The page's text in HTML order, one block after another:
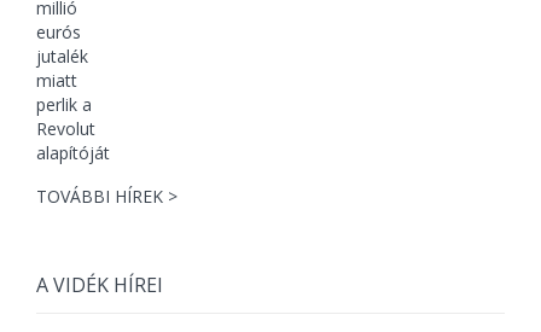
TOVÁBBI HÍREK >
A VIDÉK HÍREI